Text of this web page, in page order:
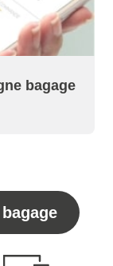
bagage